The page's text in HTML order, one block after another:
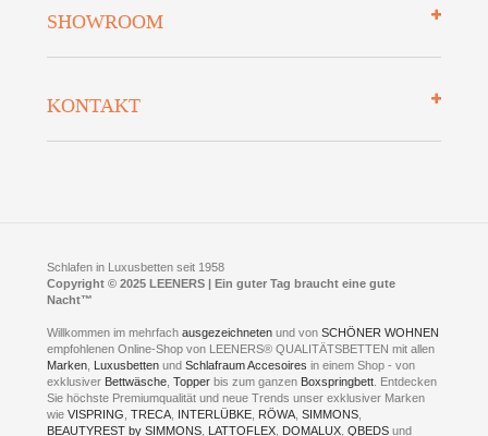
Finanzierung
Datenschutz
Preisgarantie
Presse
Jobs
SHOWROOM
Fotoalbum
Kontakt
KONTAKT
Neuer Showroom für unsere Onlineartikel.
Kontakt via:WhatsApp
Kontakt via:eMail
mögliche Zeiten für eine Showroom Terminreservierung
MO und DI geschlossen
Schlafen in Luxusbetten seit 1958
Copyright © 2025 LEENERS | Ein guter Tag braucht eine gute
Nacht™
Willkommen im mehrfachausgezeichnetenund vonSCHÖNER WOHNEN
empfohlenen Online-Shop von LEENERS® QUALITÄTSBETTEN mit allen
Marken Luxusbetten undSchlafraum Accesoires in einem Shop - von
exklusiver Bettwäsche ,Topper bis zum ganzen Boxspringbett . Entdecken
Sie höchste Premiumqualität und neue Trends unser exklusiver Marken
wieVISPRING ,TRECA INTERLÜBKE RÖWA ,SIMMONS
BEAUTYREST by SIMMONS LATTOFLEX DOMALUX ,QBEDS und